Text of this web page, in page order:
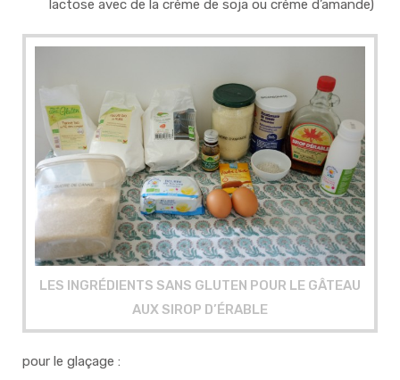
lactose avec de la crème de soja ou crème d’amande)
LES INGRÉDIENTS SANS GLUTEN POUR LE GÂTEAU
AUX SIROP D’ÉRABLE
pour le glaçage :